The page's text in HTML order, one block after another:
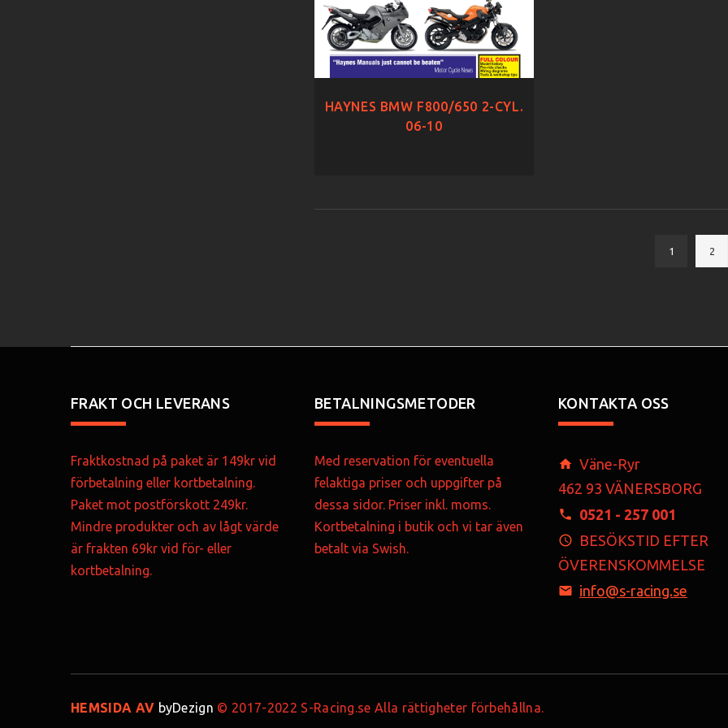
HAYNES BMW F800/650 2-CYL.
06-10
1 2
FRAKT OCH LEVERANS
Fraktkostnad på paket är 149kr vid
förbetalning eller kortbetalning.
Paket mot postförskott 249kr.
Mindre produkter och av lågt värde
är frakten 69kr vid för- eller
kortbetalning.
BETALNINGSMETODER
Med reservation för eventuella
felaktiga priser och uppgifter på
dessa sidor. Priser inkl. moms.
Kortbetalning i butik och vi tar även
betalt via Swish.
KONTAKTA OSS
Väne-Ryr
462 93 VÄNERSBORG
0521 - 257 001
BESÖKSTID EFTER
ÖVERENSKOMMELSE
info@s-racing.se
HEMSIDA AV byDezign © 2017-2022 S-Racing.se Alla rättigheter förbehållna.